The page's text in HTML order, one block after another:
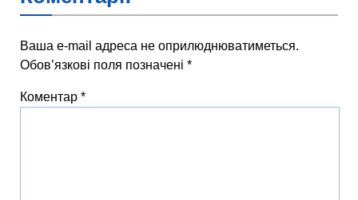
Ваша e-mail адреса не оприлюднюватиметься.
Обов’язкові поля позначені *
Коментар *